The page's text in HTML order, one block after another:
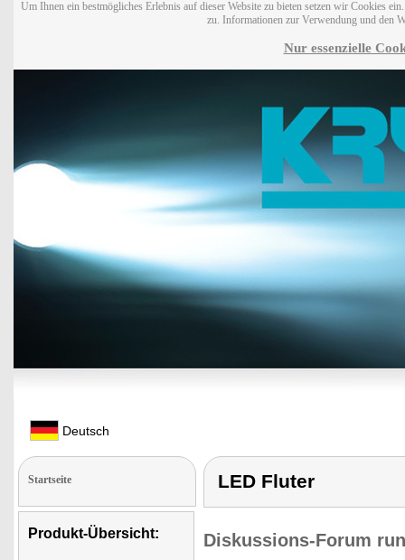
Um Ihnen ein bestmögliches Erlebnis auf dieser Website zu bieten setzen wir Cookies
zu. Informationen zur Verwendung und den
Nur essenzielle
Deutsch
Startseite
Produkt-Übersicht:
LED Fluter
Diskussions-Forum